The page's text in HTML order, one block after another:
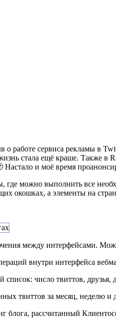
о работе сервиса рекламы в
стала ещё краше. Также в
и моё время
где можно выполнить все
окошках, а элементы на
между интерфейсами.
внутри интерфейса
число твиттов, друзья,
твиттов за месяц, неделю
блога, рассчитанный